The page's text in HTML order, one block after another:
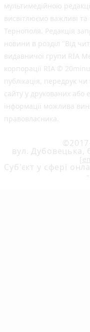
мультимедійною
висвітлюємо важливі та
Тернополя. Редакція
новини в розділ "Від
видавничої групи RIA
корпорації RIA ©
публiкацiя, передрук
сайту у друкованих або
інформації можлива
правовласника.
вул. Дубовецька,
Cуб'єкт у сфері